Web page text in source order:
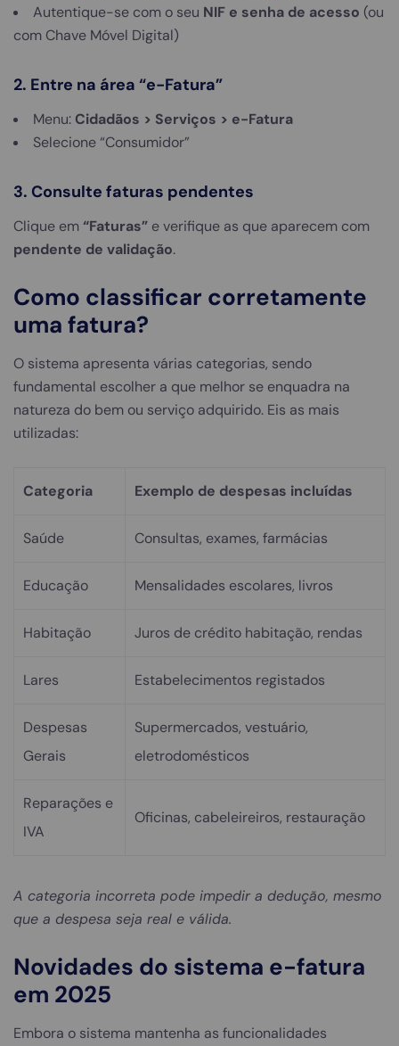
Autentique-se com o seu NIF e senha de acesso (ou
com Chave Móvel Digital)
2. Entre na área “e-Fatura”
Menu: Cidadãos > Serviços > e-Fatura
Selecione “Consumidor”
3. Consulte faturas pendentes
Clique em“Faturas” e verifique as que aparecem com
pendente de validação.
Como classificar corretamente
uma fatura?
O sistema apresenta várias categorias, sendo
fundamental escolher a que melhor se enquadra na
natureza do bem ou serviço adquirido. Eis as mais
utilizadas:
Categoria Exemplo de despesas incluídas
Saúde Consultas, exames, farmácias
Educação Mensalidades escolares, livros
Habitação Juros de crédito habitação, rendas
Lares Estabelecimentos registados
Despesas
Gerais
Supermercados, vestuário,
eletrodomésticos
Reparações e
IVA
Oficinas, cabeleireiros, restauração
A categoria incorreta pode impedir a dedução, mesmo
que a despesa seja real e válida.
Novidades do sistema e-fatura
em 2025
Embora o sistema mantenha as funcionalidades